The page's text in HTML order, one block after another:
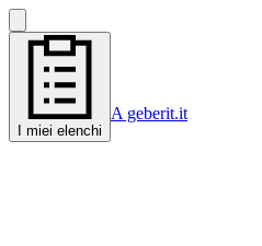
I miei elenchi
A geberit.it